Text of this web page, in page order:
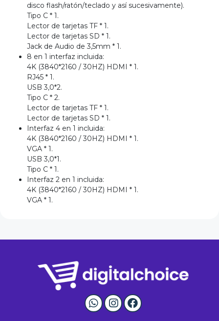
disco flash/ratón/teclado y así sucesivamente).
Tipo C * 1.
Lector de tarjetas TF * 1.
Lector de tarjetas SD * 1.
Jack de Audio de 3,5mm * 1.
8 en 1 interfaz incluida:
4K (3840*2160 / 30HZ) HDMI * 1.
RJ45 * 1.
USB 3,0*2.
Tipo C * 2.
Lector de tarjetas TF * 1.
Lector de tarjetas SD * 1.
Interfaz 4 en 1 incluida:
4K (3840*2160 / 30HZ) HDMI * 1.
VGA * 1.
USB 3,0*1.
Tipo C * 1.
Interfaz 2 en 1 incluida:
4K (3840*2160 / 30HZ) HDMI * 1.
VGA * 1.